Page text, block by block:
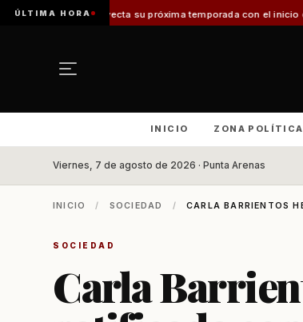
ÚLTIMA HORA
su próxima temporada con el inicio de Enprotur
INICIO ZONA POLÍTICA
Viernes, 7 de agosto de 2026 · Punta Arenas
INICIO / SOCIEDAD / CARLA BARRIENTOS
SOCIEDAD
Carla